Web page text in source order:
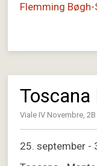
Flemming Bøgh-
Viale IV Novembre,
25. september -